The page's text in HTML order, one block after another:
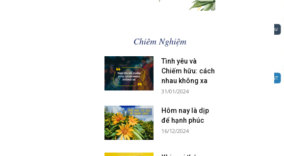
Chiêm Nghiệm
Tình yêu và
Chiếm hữu: cách
nhau không xa
31/01/2024
Hôm nay là dịp
để hạnh phúc
16/12/2024